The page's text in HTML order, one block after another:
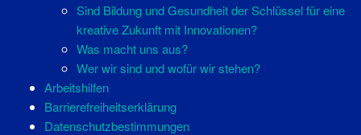
Sind Bildung und Gesundheit der Schlüssel für eine
kreative Zukunft mit Innovationen?
Was macht uns aus?
Wer wir sind und wofür wir stehen?
Arbeitshilfen
Barrierefreiheitserklärung
Datenschutzbestimmungen